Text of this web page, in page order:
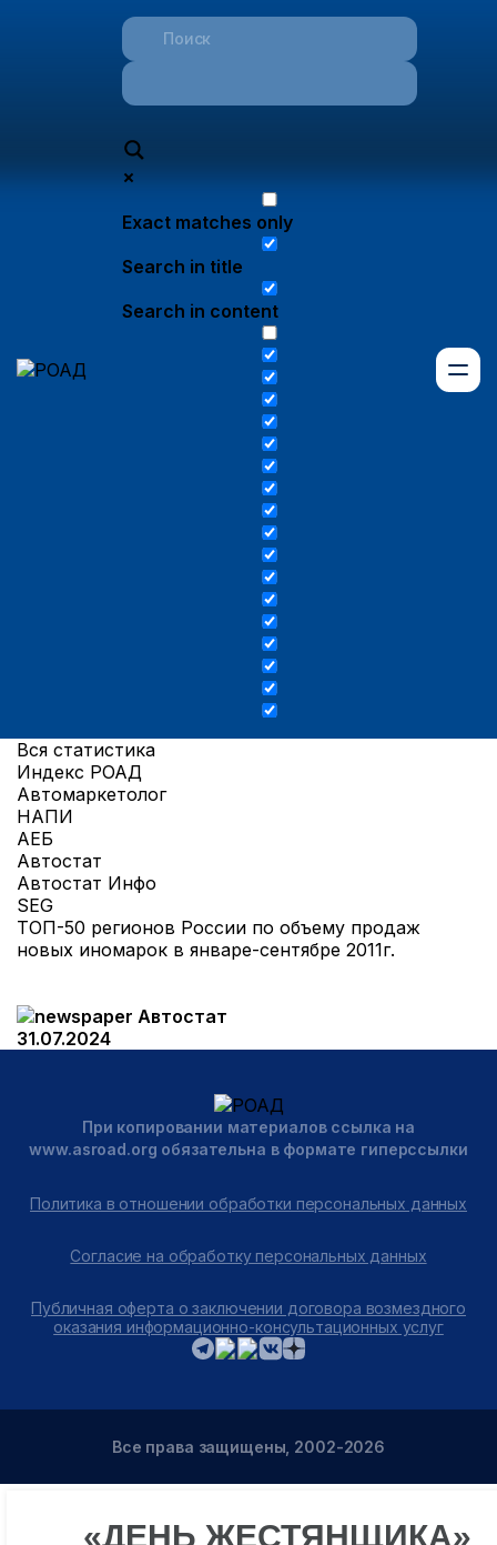
Exact matches only
Search in title
Search in content
Вся статистика
Индекс РОАД
Автомаркетолог
НАПИ
АЕБ
Автостат
Автостат Инфо
SEG
ТОП-50 регионов России по объему продаж
новых иномарок в январе-сентябре 2011г.
Автостат
31.07.2024
При копировании материалов ссылка на
www.asroad.org обязательна в формате гиперссылки
Политика в отношении обработки персональных данных
Согласие на обработку персональных данных
Публичная оферта о заключении договора возмездного
оказания информационно-консультационных услуг
Все права защищены, 2002-2026